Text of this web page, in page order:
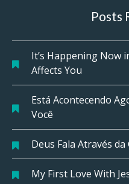
Posts
It’s Happening Now
Affects You
Está Acontecendo
Você
Deus Fala Através da
My First Love With